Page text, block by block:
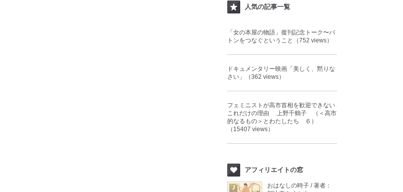
人気の記事一覧
「女の本屋の物語」復刊記念トーク〜バ
トンをつなぐということ（752 views）
ドキュメンタリー映画「美しく、黙りな
さい」（362 views）
フェミニストが高市首相を歓迎できない
これだけの理由 上野千鶴子 （＜高市
的なるもの＞とわたしたち ６）
（15407 views）
アフィリエイトの窓
おはなしの時子 / 著者：